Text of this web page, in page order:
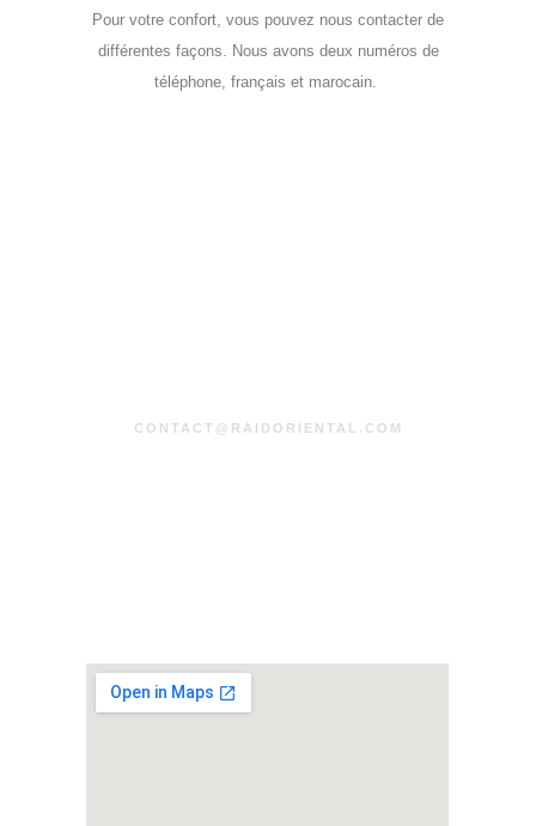
Pour votre confort, vous pouvez nous contacter de
différentes façons. Nous avons deux numéros de
téléphone, français et marocain.
CONTACT@RAIDORIENTAL.COM